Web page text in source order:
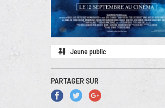
Jeune public
PARTAGER SUR